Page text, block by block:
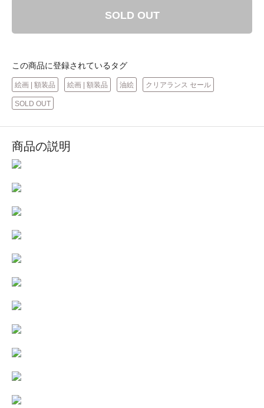
SOLD OUT
この商品に登録されているタグ
絵画 | 額装品 絵画 | 額装品 油絵 クリアランス セール
SOLD OUT
商品の説明